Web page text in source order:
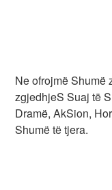
Ne ofrojmë Shumë
zgjedhjeS Suaj të
Dramë, AkSion,
Shumë të tjera.